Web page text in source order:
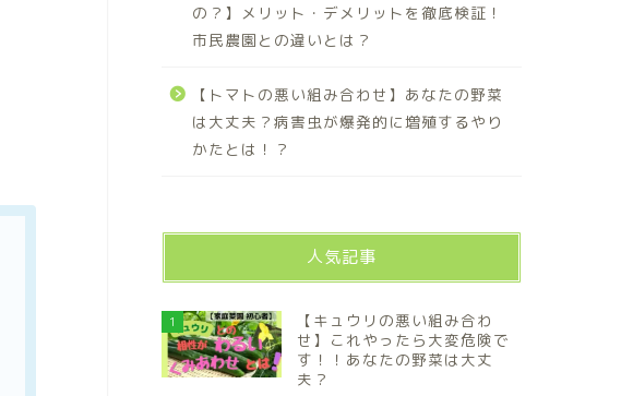
の？】メリット・デメリットを徹底検証！
市民農園との違いとは？
【トマトの悪い組み合わせ】あなたの野菜
は大丈夫？病害虫が爆発的に増殖するやり
かたとは！？
人気記事
1
【キュウリの悪い組み合わ
せ】これやったら大変危険で
す！！あなたの野菜は大丈
夫？